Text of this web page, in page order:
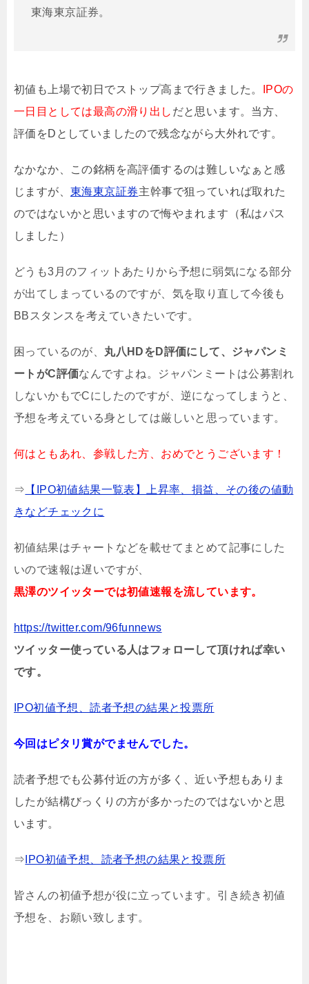
東海東京証券。
初値も上場で初日でストップ高まで行きました。
IPOの
一日目としては最高の滑り出し だと思います。当方、
評価をDとしていましたので残念ながら大外れです。
なかなか、この銘柄を高評価するのは難しいなぁと感
じますが、 東海東京証券主幹事で狙っていれば取れた
のではないかと思いますので悔やまれます（私はパス
しました）
どうも3月のフィットあたりから予想に弱気になる部分
が出てしまっているのですが、気を取り直して今後も
BBスタンスを考えていきたいです。
困っているのが、 丸八HDをD評価にして、ジャパンミ
ートがC評価なんですよね。ジャパンミートは公募割れ
しないかもでCにしたのですが、逆になってしまうと、
予想を考えている身としては厳しいと思っています。
何はともあれ、参戦した方、おめでとうございます！
⇒ 【IPO初値結果一覧表】上昇率、損益、その後の値動
きなどチェックに
初値結果はチャートなどを載せてまとめて記事にした
いので速報は遅いですが、
黒澤のツイッターでは初値速報を流しています。
https://twitter.com/96funnews
ツイッター使っている人はフォローして頂ければ幸い
です。
IPO初値予想、読者予想の結果と投票所
今回はピタリ賞がでませんでした。
読者予想でも公募付近の方が多く、近い予想もありま
したが結構びっくりの方が多かったのではないかと思
います。
⇒ IPO初値予想、読者予想の結果と投票所
皆さんの初値予想が役に立っています。引き続き初値
予想を、お願い致します。